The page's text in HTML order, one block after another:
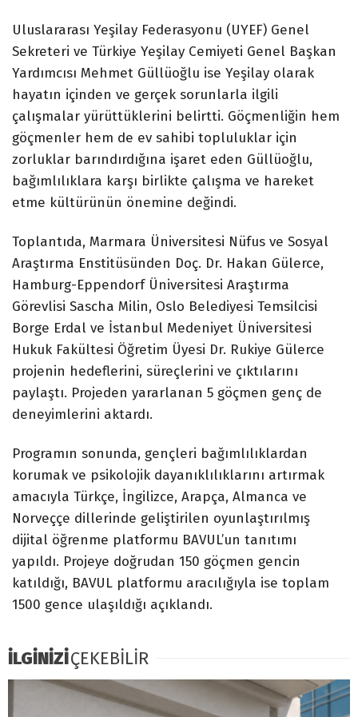
Uluslararası Yeşilay Federasyonu (UYEF) Genel
Sekreteri ve Türkiye Yeşilay Cemiyeti Genel Başkan
Yardımcısı Mehmet Güllüoğlu ise Yeşilay olarak
hayatın içinden ve gerçek sorunlarla ilgili
çalışmalar yürüttüklerini belirtti. Göçmenliğin hem
göçmenler hem de ev sahibi topluluklar için
zorluklar barındırdığına işaret eden Güllüoğlu,
bağımlılıklara karşı birlikte çalışma ve hareket
etme kültürünün önemine değindi.
Toplantıda, Marmara Üniversitesi Nüfus ve Sosyal
Araştırma Enstitüsünden Doç. Dr. Hakan Gülerce,
Hamburg-Eppendorf Üniversitesi Araştırma
Görevlisi Sascha Milin, Oslo Belediyesi Temsilcisi
Borge Erdal ve İstanbul Medeniyet Üniversitesi
Hukuk Fakültesi Öğretim Üyesi Dr. Rukiye Gülerce
projenin hedeflerini, süreçlerini ve çıktılarını
paylaştı. Projeden yararlanan 5 göçmen genç de
deneyimlerini aktardı.
Programın sonunda, gençleri bağımlılıklardan
korumak ve psikolojik dayanıklılıklarını artırmak
amacıyla Türkçe, İngilizce, Arapça, Almanca ve
Norveççe dillerinde geliştirilen oyunlaştırılmış
dijital öğrenme platformu BAVUL’un tanıtımı
yapıldı. Projeye doğrudan 150 göçmen gencin
katıldığı, BAVUL platformu aracılığıyla ise toplam
1500 gence ulaşıldığı açıklandı.
İLGİNİZİÇEKEBİLİR